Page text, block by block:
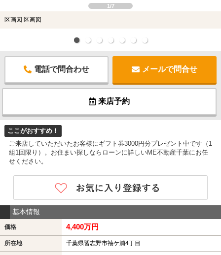
1/7
区画図 区画図
電話で問合わせ メールで問合せ
来店予約
ここがおすすめ！
ご来店していただいたお客様にギフト券3000円分プレゼント中です（1
組1回限り）。お住まい探しならローンに詳しいME不動産千葉にお任
せください。
基本情報
価格 4,400万円
所在地 千葉県習志野市袖ケ浦4丁目